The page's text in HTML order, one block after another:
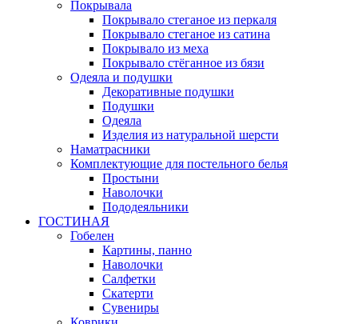
Покрывала
Покрывало стеганое из перкаля
Покрывало стеганое из сатина
Покрывало из меха
Покрывало стёганное из бязи
Одеяла и подушки
Декоративные подушки
Подушки
Одеяла
Изделия из натуральной шерсти
Наматраcники
Комплектующие для постельного белья
Простыни
Наволочки
Пододеяльники
ГОСТИНАЯ
Гобелен
Картины, панно
Наволочки
Салфетки
Скатерти
Сувениры